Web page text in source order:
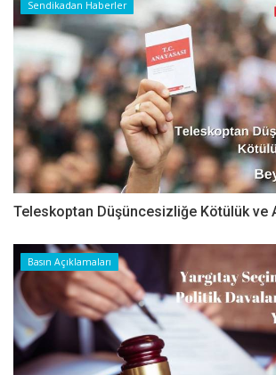
Sendikadan Haberler
Teleskoptan Düşüncesizliğe Kötülük ve
Basın Açıklamaları